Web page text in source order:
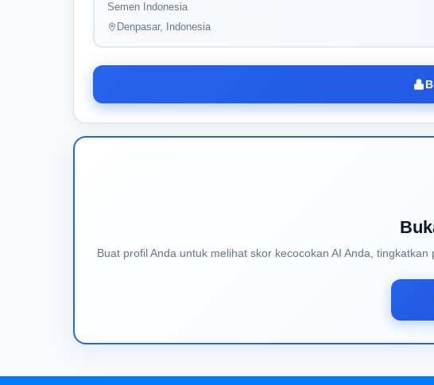
Semen Indonesia
Denpasar, Indonesia
Buat profil Anda untuk melihat skor kecocokan AI Anda,